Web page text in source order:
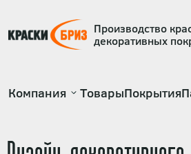
Производство
декоративных
Основная
Компания ТоварыПокрытия